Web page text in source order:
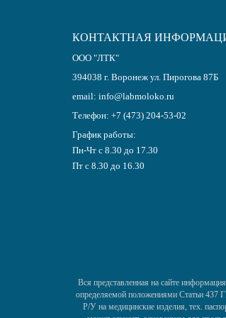
КОНТАКТНАЯ
ООО "ЛТК"
394038 г. Воронеж ул. Пирогова 87Б
email: info@labmoloko.ru
Телефон: +7 (473) 204-53-02
График работы:
Пн-Чт с 8.30 до 17.30
Пт с 8.30 до 16.30
Вся представленная на сайте
определяемой положениями Статьи 437
Р/У на медицинские изделия, тех.